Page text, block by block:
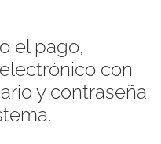
el pago,
con
y contraseña